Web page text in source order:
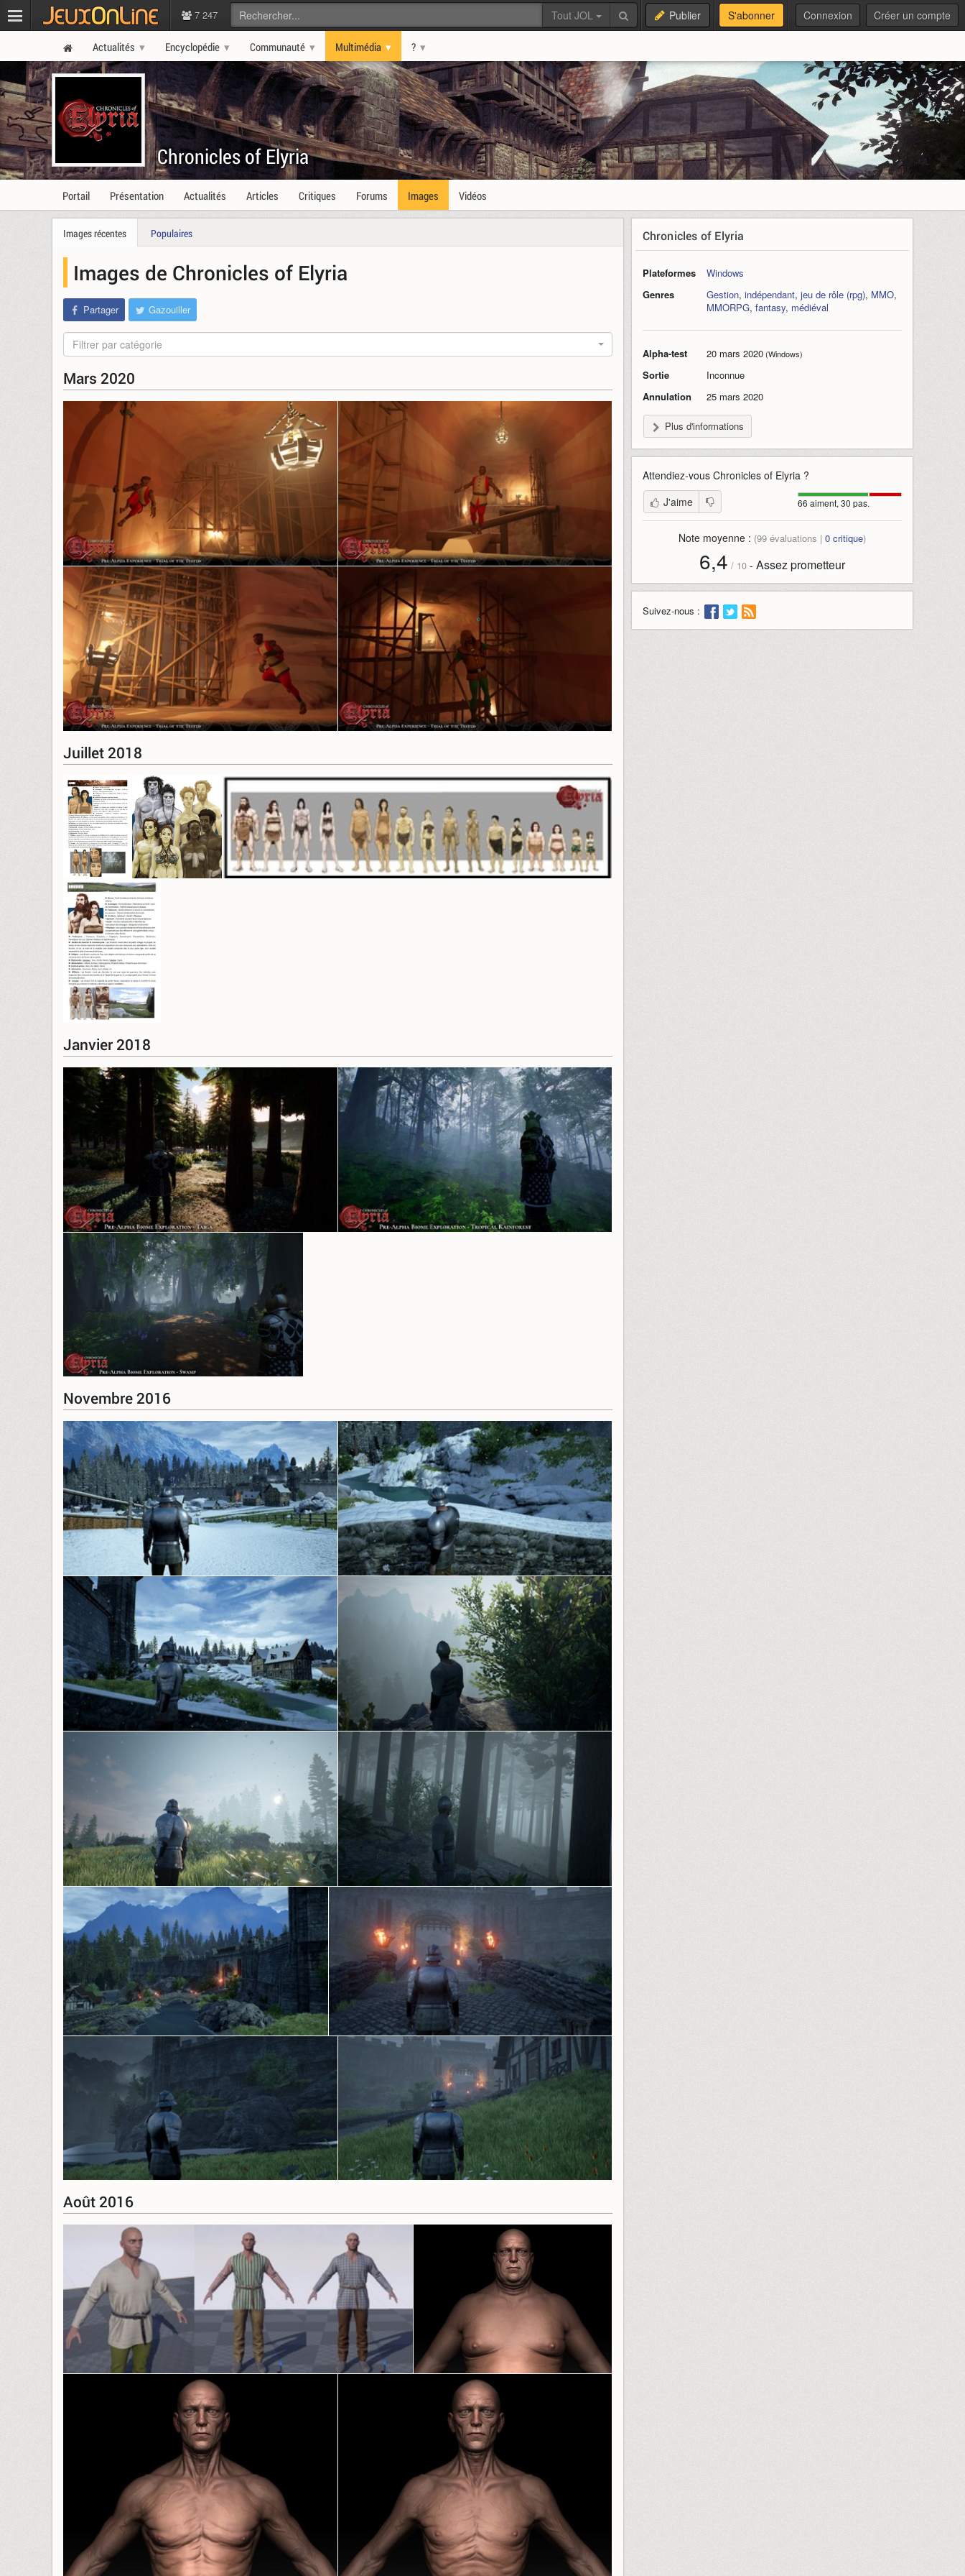
7 247 Tout JOL Publier S'abonner Connexion Créer un compte
Actualités Encyclopédie Communauté Multimédia ?
Chronicles of Elyria
Portail Présentation Actualités Articles Critiques Forums Images Vidéos
Images récentes Populaires
Images de Chronicles of Elyria
Partager Gazouiller
Filtrer par catégorie
Mars 2020
Juillet 2018
Janvier 2018
Novembre 2016
Août 2016
Chronicles of Elyria
Plateformes
Windows
Genres
Gestion, indépendant, jeu de rôle (rpg), MMO,
MMORPG, fantasy, médiéval
Alpha-test 20 mars 2020(Windows)
Sortie
Inconnue
Annulation
25 mars 2020
Plus d'informations
Attendiez-vous Chronicles of Elyria?
66 aiment, 30 pas.
J'aime
Note moyenne : (99évaluations | 0critique)
6,4 / 10- Assez prometteur
Suivez-nous :